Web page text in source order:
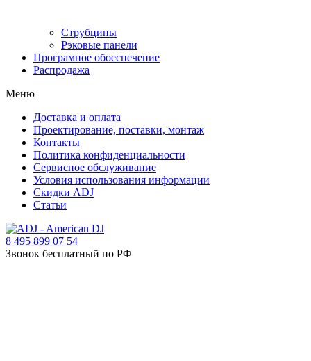
Струбцины
Рэковые панели
Програмное обоеспечение
Распродажа
Меню
Доставка и оплата
Проектирование, поставки, монтаж
Контакты
Политика конфиденциальности
Сервисное обслуживание
Условия использования информации
Скидки ADJ
Статьи
8 495 899 07 54
Звонок бесплатный по РФ